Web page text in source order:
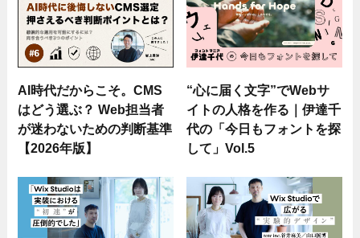
AI時代だからこそ。CMS
はどう選ぶ？ Web担当者
が迷わないための判断基準
【2026年版】
“心に届く文字”でWebサ
イトの人格を作る｜伊達千
代の「今日もフォントを探
して」Vol.5